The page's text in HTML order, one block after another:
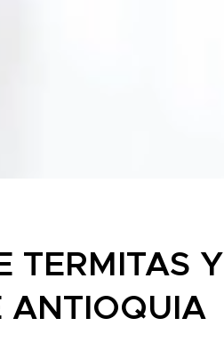
TERMITAS Y
ANTIOQUIA